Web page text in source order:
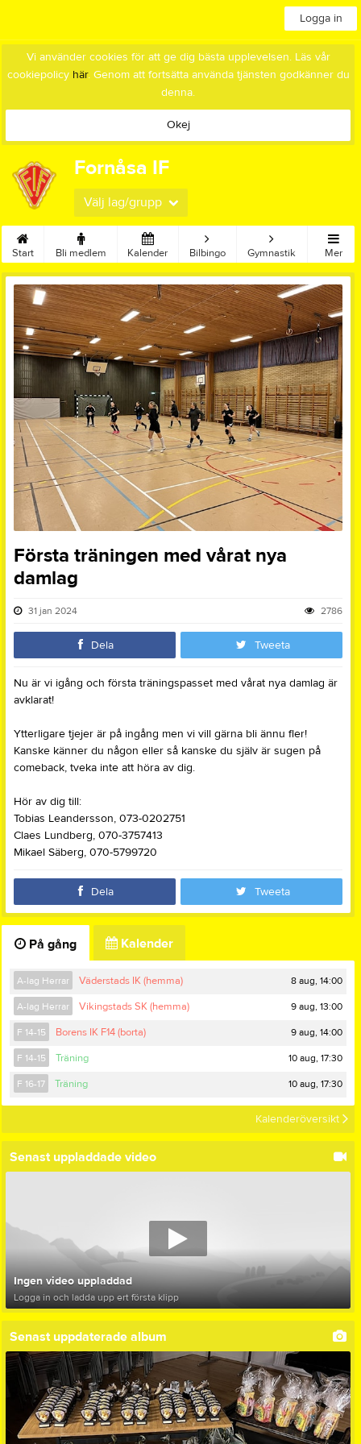
Logga in
Vi använder cookies för att ge dig bästa upplevelsen. Läs vår
cookiepolicy här. Genom att fortsätta använda tjänsten godkänner du
denna.
Okej
Fornåsa IF
Välj lag/grupp
Start Bli medlem Kalender Bilbingo Gymnastik Mer
Första träningen med vårat nya
damlag
31 jan 2024 2786
Dela Tweeta
Nu är vi igång och första träningspasset med vårat nya damlag är
avklarat!
Ytterligare tjejer är på ingång men vi vill gärna bli ännu fler!
Kanske känner du någon eller så kanske du själv är sugen på
comeback, tveka inte att höra av dig.
Hör av dig till:
Tobias Leandersson, 073-0202751
Claes Lundberg, 070-3757413
Mikael Säberg, 070-5799720
Dela Tweeta
På gång Kalender
A-lag Herrar Väderstads IK (hemma) 8 aug, 14:00
A-lag Herrar Vikingstads SK (hemma) 9 aug, 13:00
F 14-15 Borens IK F14 (borta) 9 aug, 14:00
F 14-15 Träning 10 aug, 17:30
F 16-17 Träning 10 aug, 17:30
Kalenderöversikt
Senast uppladdade video
Ingen video uppladdad
Logga in och ladda upp ert första klipp
Senast uppdaterade album